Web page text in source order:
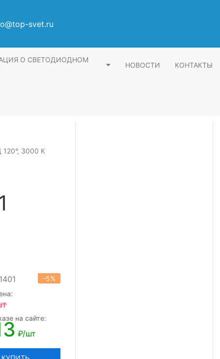
svet.ru
О СВЕТОДИОДНОМ
НОВОСТИ КОНТАКТЫ
3000 К
-5%
на сайте:
₽/шт